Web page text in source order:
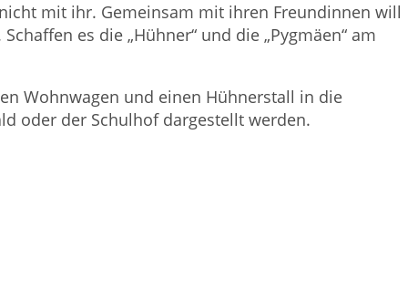
mit ihr. Gemeinsam mit ihren Freundinnen will
es die „Hühner“ und die „Pygmäen“ am
Wohnwagen und einen Hühnerstall in die
oder der Schulhof dargestellt werden.